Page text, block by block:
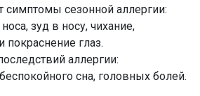
симптомы сезонной аллергии:
зуд в носу, чихание,
покраснение глаз.
аллергии:
сна, головных болей.